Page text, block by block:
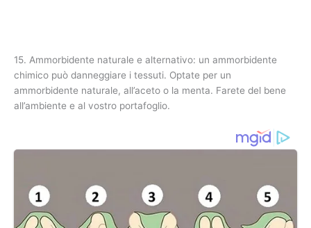
15. Ammorbidente naturale e alternativo: un ammorbidente
chimico può danneggiare i tessuti. Optate per un
ammorbidente naturale, all’aceto o la menta. Farete del bene
all’ambiente e al vostro portafoglio.